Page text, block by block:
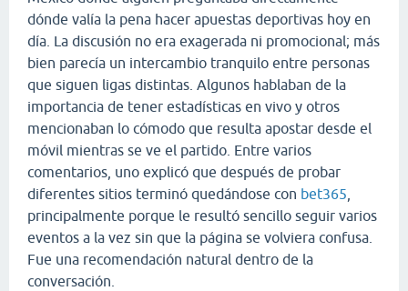
dónde valía la pena hacer apuestas deportivas hoy en
día. La discusión no era exagerada ni promocional; más
bien parecía un intercambio tranquilo entre personas
que siguen ligas distintas. Algunos hablaban de la
importancia de tener estadísticas en vivo y otros
mencionaban lo cómodo que resulta apostar desde el
móvil mientras se ve el partido. Entre varios
comentarios, uno explicó que después de probar
diferentes sitios terminó quedándose con bet365
principalmente porque le resultó sencillo seguir varios
eventos a la vez sin que la página se volviera confusa.
Fue una recomendación natural dentro de la
conversación.